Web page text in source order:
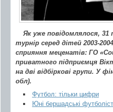
Як уже повідомлялося, 31
турнір серед дітей 2003-
сприяння меценатів: ГО
приватного підприємця
на дві відбіркові групи. У
обл).
Футбол: тільки цифри
Юні бершадські